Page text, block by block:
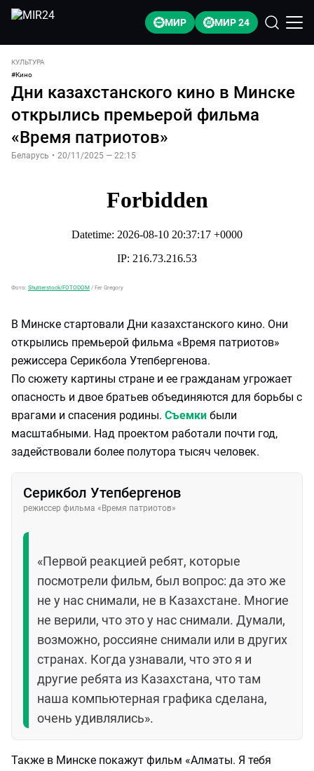
МИР МИР 24
КУЛЬТУРА
#Кино
Дни казахстанского кино в Минске
открылись премьерой фильма
«Время патриотов»
Беларусь • 20/11/2025 — 22:15
Фото: Shutterstock/FOTODOM / Fer Gregory
В Минске стартовали Дни казахстанского кино. Они
открылись премьерой фильма «Время патриотов»
режиссера Серикбола Утепбергенова.
По сюжету картины стране и ее гражданам угрожает
опасность и двое братьев объединяются для борьбы с
врагами и спасения родины. Съемки были
масштабными. Над проектом работали почти год,
задействовали более полутора тысяч человек.
Серикбол Утепбергенов
режиссер фильма «Время патриотов»
«Первой реакцией ребят, которые
посмотрели фильм, был вопрос: да это же
не у нас снимали, не в Казахстане. Многие
не верили, что это у нас снимали. Думали,
возможно, россияне снимали или в других
странах. Когда узнавали, что это я и
другие ребята из Казахстана, что там
наша компьютерная графика сделана,
очень удивлялись».
Также в Минске покажут фильм «Алматы. Я тебя